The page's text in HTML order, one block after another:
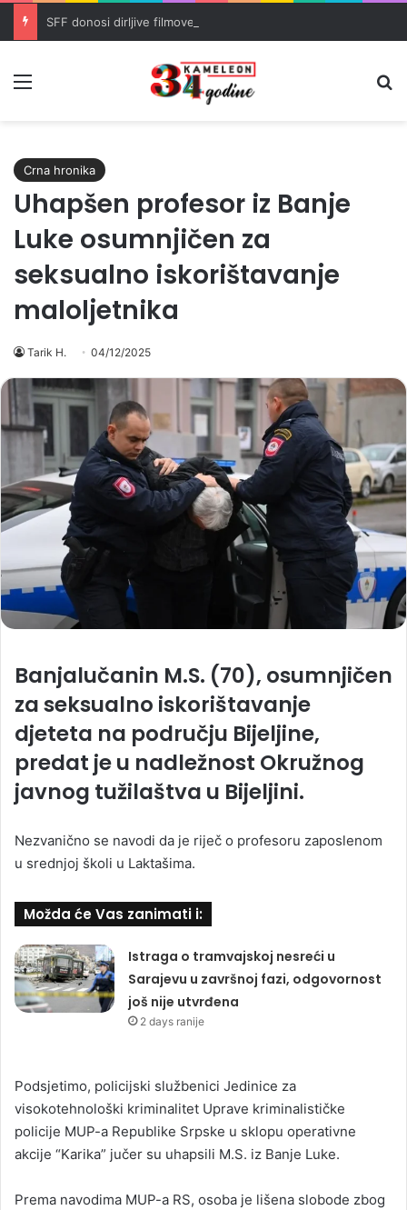
Crna hronika
Uhapšen profesor iz Banje
Luke osumnjičen za
seksualno iskorištavanje
maloljetnika
Tarik H. 04/12/2025
Banjalučanin M.S. (70), osumnjičen
za seksualno iskorištavanje
djeteta na području Bijeljine,
predat je u nadležnost Okružnog
javnog tužilaštva u Bijeljini.
Nezvanično se navodi da je riječ o profesoru zaposlenom
u srednjoj školi u Laktašima.
Možda će Vas zanimati i:
Istraga o tramvajskoj nesreći u
Sarajevu u završnoj fazi, odgovornost
još nije utvrđena
2 days ranije
Podsjetimo, policijski službenici Jedinice za
visokotehnološki kriminalitet Uprave kriminalističke
policije MUP-a Republike Srpske u sklopu operativne
akcije “Karika” jučer su uhapsili M.S. iz Banje Luke.
Prema navodima MUP-a RS, osoba je lišena slobode zbog